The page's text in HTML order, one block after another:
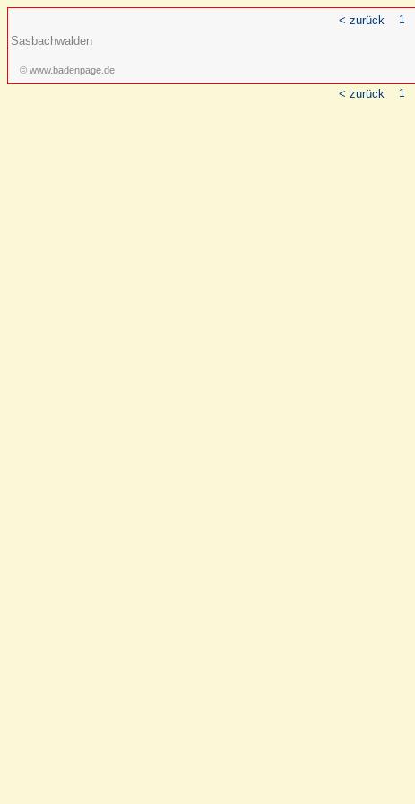
< zurück 1
Sasbachwalden
© www.badenpage.de
< zurück 1